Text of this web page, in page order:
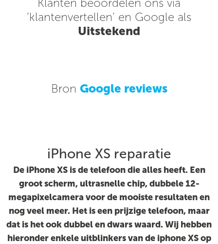
‘klantenvertellen’ en Google als
Uitstekend
Bron Google reviews
iPhone XS reparatie
De iPhone XS is de telefoon die alles heeft. Een
groot scherm, ultrasnelle chip, dubbele 12-
megapixelcamera voor de mooiste resultaten en
nog veel meer. Het is een prijzige telefoon, maar
dat is het ook dubbel en dwars waard. Wij hebben
hieronder enkele uitblinkers van de iphone XS op